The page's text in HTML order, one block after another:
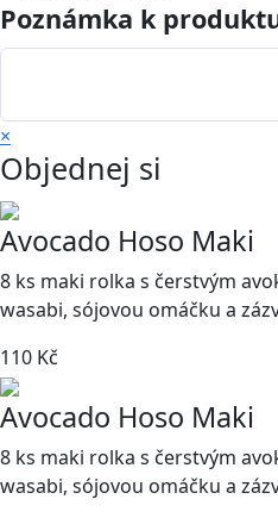
Poznámka k
×
Objednej si
Avocado Hoso Maki
8 ks maki rolka s čerstvým
wasabi, sójovou omáčku a
110 Kč
Avocado Hoso Maki
8 ks maki rolka s čerstvým
wasabi, sójovou omáčku a